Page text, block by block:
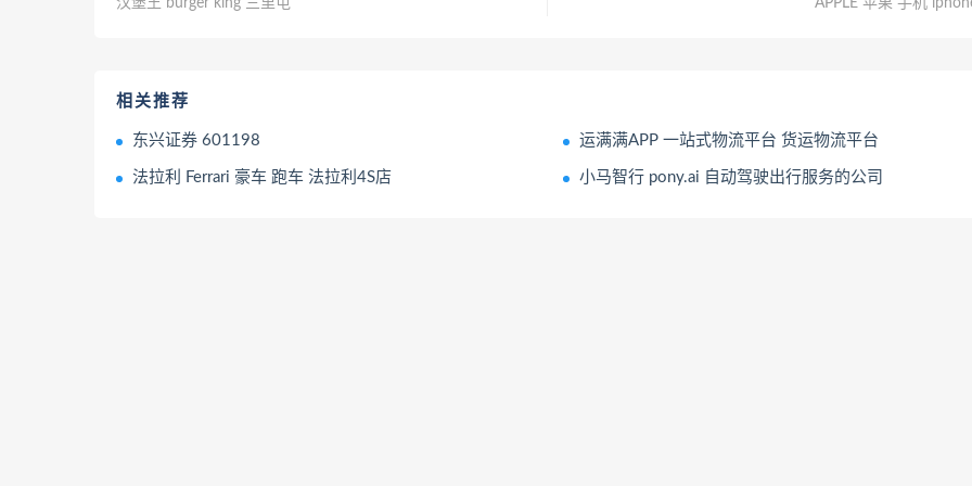
相关推荐
东兴证券 601198 运满满APP 一站式物流平台 货运物流平台
法拉利 Ferrari 豪车 跑车 法拉利4S店 小马智行 pony.ai 自动驾驶出行服务的公司